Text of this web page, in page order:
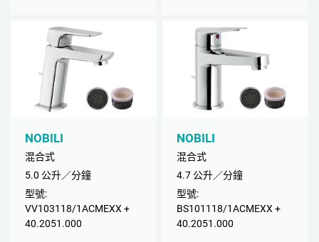
NOBILI
混合式
5.0 公升／分鐘
型號:
VV103118/1ACMEXX +
40.2051.000
NOBILI
混合式
4.7 公升／分鐘
型號:
BS101118/1ACMEXX +
40.2051.000